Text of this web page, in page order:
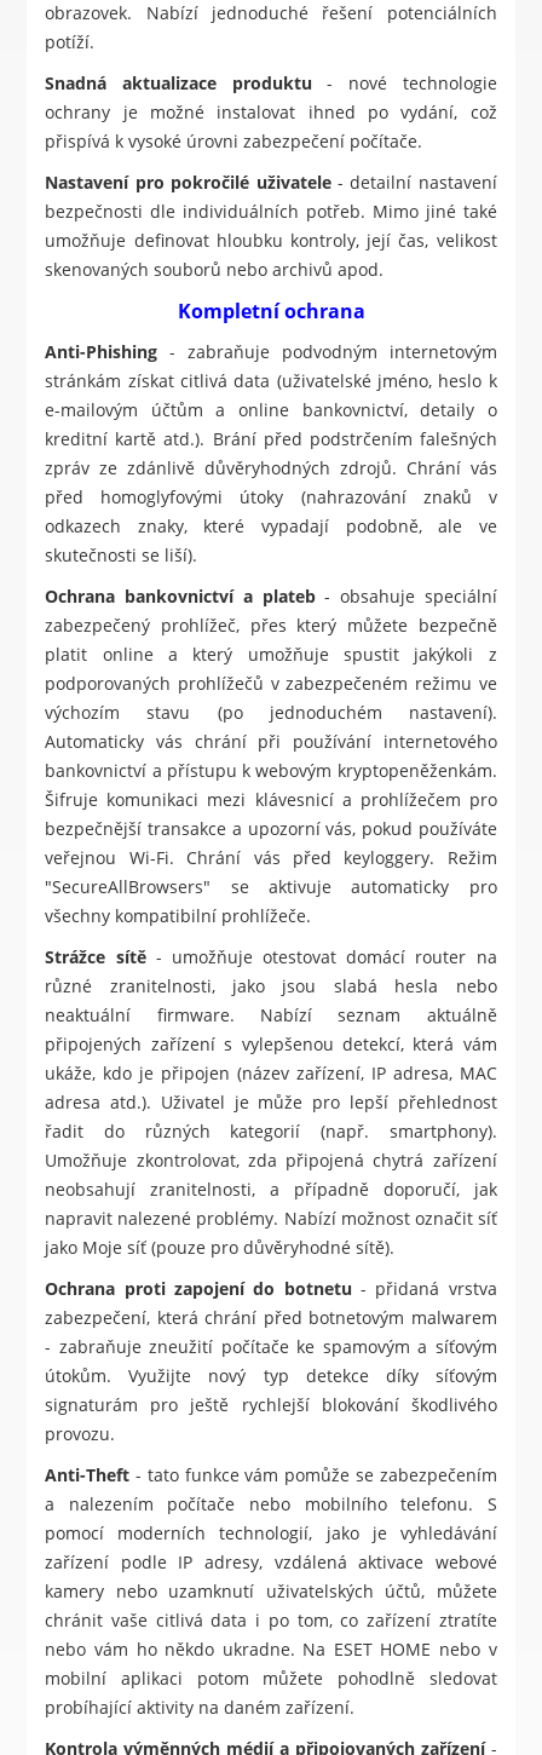
obrazovek. Nabízí jednoduché řešení potenciálních
potíží.
Snadná aktualizace produktu - nové technologie
ochrany je možné instalovat ihned po vydání, což
přispívá k vysoké úrovni zabezpečení počítače.
Nastavení pro pokročilé uživatele- detailní nastavení
bezpečnosti dle individuálních potřeb. Mimo jiné také
umožňuje definovat hloubku kontroly, její čas, velikost
skenovaných souborů nebo archivů apod.
Kompletní ochrana
Anti-Phishing - zabraňuje podvodným internetovým
stránkám získat citlivá data (uživatelské jméno, heslo k
e-mailovým účtům a online bankovnictví, detaily o
kreditní kartě atd.). Brání před podstrčením falešných
zpráv ze zdánlivě důvěryhodných zdrojů. Chrání vás
před homoglyfovými útoky (nahrazování znaků v
odkazech znaky, které vypadají podobně, ale ve
skutečnosti se liší).
Ochrana bankovnictví a plateb- obsahuje speciální
zabezpečený prohlížeč, přes který můžete bezpečně
platit online a který umožňuje spustit jakýkoli z
podporovaných prohlížečů v zabezpečeném režimu ve
výchozím stavu (po jednoduchém nastavení).
Automaticky vás chrání při používání internetového
bankovnictví a přístupu k webovým kryptopeněženkám.
Šifruje komunikaci mezi klávesnicí a prohlížečem pro
bezpečnější transakce a upozorní vás, pokud používáte
veřejnou Wi-Fi. Chrání vás před keyloggery. Režim
"SecureAllBrowsers" se aktivuje automaticky pro
všechny kompatibilní prohlížeče.
Strážce sítě- umožňuje otestovat domácí router na
různé zranitelnosti, jako jsou slabá hesla nebo
neaktuální firmware. Nabízí seznam aktuálně
připojených zařízení s vylepšenou detekcí, která vám
ukáže, kdo je připojen (název zařízení, IP adresa, MAC
adresa atd.). Uživatel je může pro lepší přehlednost
řadit do různých kategorií (např. smartphony).
Umožňuje zkontrolovat, zda připojená chytrá zařízení
neobsahují zranitelnosti, a případně doporučí, jak
napravit nalezené problémy. Nabízí možnost označit síť
jako Moje síť (pouze pro důvěryhodné sítě).
Ochrana proti zapojení do botnetu - přidaná vrstva
zabezpečení, která chrání před botnetovým malwarem
- zabraňuje zneužití počítače ke spamovým a síťovým
útokům. Využijte nový typ detekce díky síťovým
signaturám pro ještě rychlejší blokování škodlivého
provozu.
Anti-Theft - tato funkce vám pomůže se zabezpečením
a nalezením počítače nebo mobilního telefonu. S
pomocí moderních technologií, jako je vyhledávání
zařízení podle IP adresy, vzdálená aktivace webové
kamery nebo uzamknutí uživatelských účtů, můžete
chránit vaše citlivá data i po tom, co zařízení ztratíte
nebo vám ho někdo ukradne. Na ESET HOME nebo v
mobilní aplikaci potom můžete pohodlně sledovat
probíhající aktivity na daném zařízení.
Kontrola výměnných médií a připojovaných zařízení-